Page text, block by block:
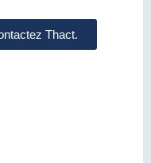
Thact.